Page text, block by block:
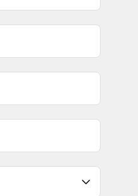
San Francisco, California, US